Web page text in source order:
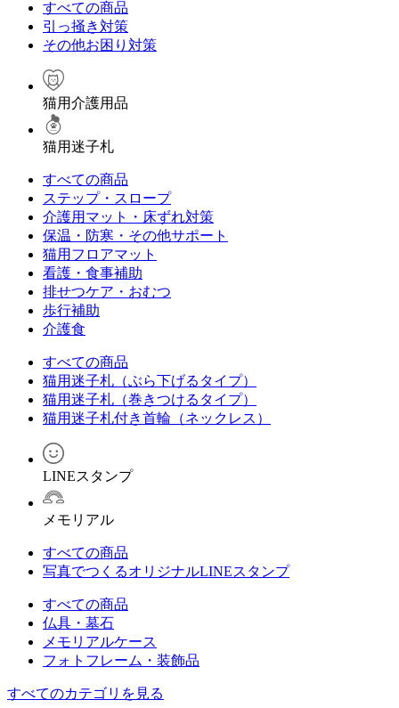
すべての商品
引っ掻き対策
その他お困り対策
猫用介護用品
猫用迷子札
すべての商品
ステップ・スロープ
介護用マット・床ずれ対策
保温・防寒・その他サポート
猫用フロアマット
看護・食事補助
排せつケア・おむつ
歩行補助
介護食
すべての商品
猫用迷子札（ぶら下げるタイプ）
猫用迷子札（巻きつけるタイプ）
猫用迷子札付き首輪（ネックレス）
LINEスタンプ
メモリアル
すべての商品
写真でつくるオリジナルLINEスタンプ
すべての商品
仏具・墓石
メモリアルケース
フォトフレーム・装飾品
すべてのカテゴリを見る